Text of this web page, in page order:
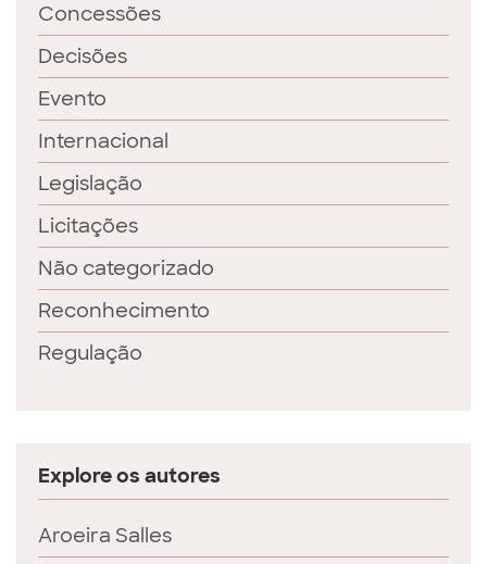
Concessões
Decisões
Evento
Internacional
Legislação
Licitações
Não categorizado
Reconhecimento
Regulação
Explore os autores
Aroeira Salles